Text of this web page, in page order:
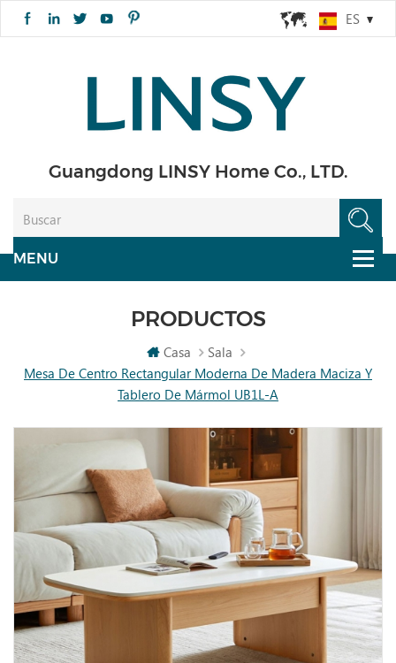
ES
Guangdong LINSY Home Co., LTD.
PRODUCTOS
Casa
Sala
Mesa De Centro Rectangular Moderna De Madera Maciza Y
Tablero De Mármol UB1L-A